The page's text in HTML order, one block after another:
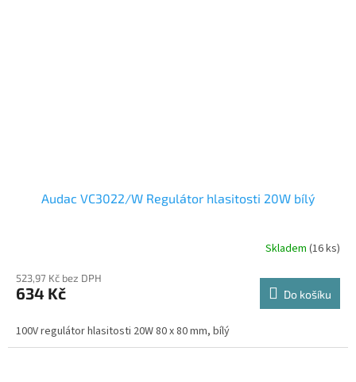
Audac VC3022/W Regulátor hlasitosti 20W bílý
Skladem (16 ks)
523,97 Kč bez DPH
634 Kč Do košíku
100V regulátor hlasitosti 20W 80 x 80 mm, bílý